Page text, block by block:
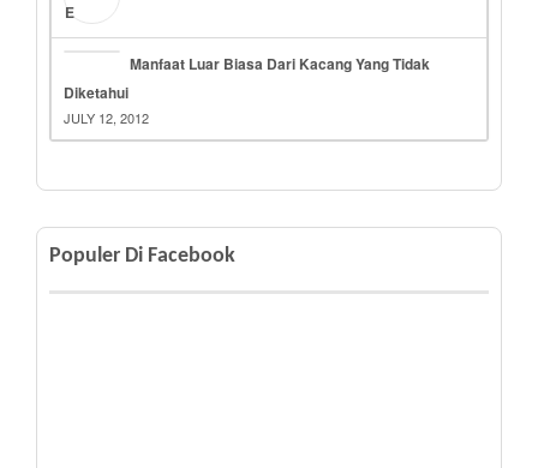
Manfaat Luar Biasa Dari Kacang Yang Tidak
Diketahui
JULY 12, 2012
Populer Di Facebook